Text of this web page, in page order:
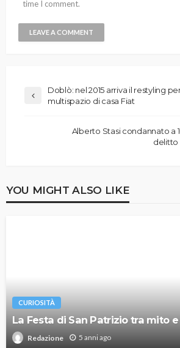
time I comment.
Doblò: nel 2015 arriva il restyling
multispazio di casa Fiat
Alberto Stasi condannato a
delitto
YOU MIGHT ALSO LIKE
CURIOSITÀ
La Festa di San Patrizio tra mito
Redazione 5 anni ago